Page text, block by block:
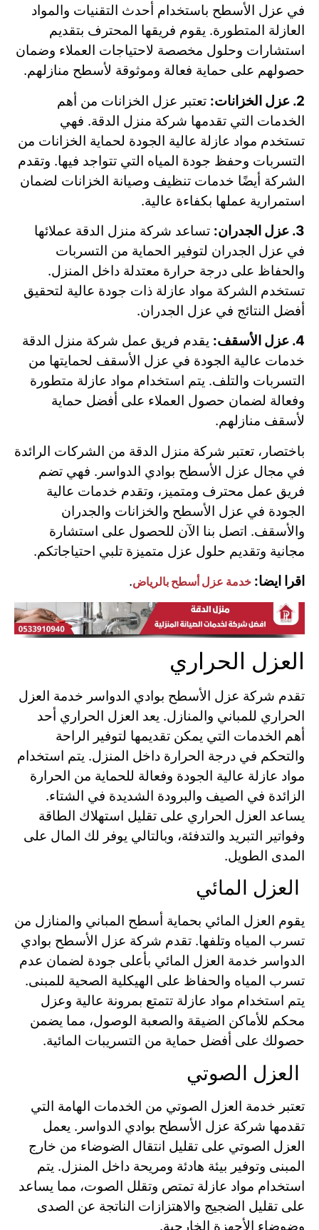
في عزل الأسطح باستخدام أحدث التقنيات والمواد
العازلة المتطورة. يقوم فريقها المحترف بتقديم
استشارات وحلول مخصصة لاحتياجات العملاء وضمان
حصولهم على حماية فعالة وموثوقة لأسطح منازلهم.
2. عزل الخزانات:
تعتبر عزل الخزانات من أهم
الخدمات التي تقدمها شركة منزل الدقة. فهي
تستخدم مواد عازلة عالية الجودة لحماية الخزانات من
التسربات وحفظ جودة المياه التي تتواجد فيها. وتقدم
الشركة أيضًا خدمات تنظيف وصيانة الخزانات لضمان
استمرارية عملها بكفاءة عالية.
3. عزل الجدران:
تساعد شركة منزل الدقة عملائها
في عزل الجدران لتوفير الحماية من التسربات
والحفاظ على درجة حرارة معتدلة داخل المنزل.
تستخدم الشركة مواد عازلة ذات جودة عالية لتحقيق
أفضل النتائج في عزل الجدران.
4. عزل الأسقف:
يقدم فريق عمل شركة منزل الدقة
خدمات عالية الجودة في عزل الأسقف لحمايتها من
التسربات والتلف. يتم استخدام مواد عازلة متطورة
وفعالة لضمان حصول العملاء على أفضل حماية
لأسقف منازلهم.
باختصار، تعتبر شركة منزل الدقة من الشركات الرائدة
في مجال عزل الأسطح بوادي الدواسر. فهي تضم
فريق عمل محترف ومتميز، وتقدم خدمات عالية
الجودة في عزل الأسطح والخزانات والجدران
والأسقف. اتصل بنا الآن للحصول على استشارة
مجانية وتقديم حلول عزل متميزة تلبي احتياجاتكم.
اقرا ايضا: خدمة عزل أسطح بالرياض.
العزل الحراري
تقدم شركة عزل الأسطح بوادي الدواسر خدمة العزل
الحراري للمباني والمنازل. يعد العزل الحراري أحد
أهم الخدمات التي يمكن تقديمها لتوفير الراحة
والتحكم في درجة الحرارة داخل المنزل. يتم استخدام
مواد عازلة عالية الجودة وفعالة للحماية من الحرارة
الزائدة في الصيف والبرودة الشديدة في الشتاء.
يساعد العزل الحراري على تقليل استهلاك الطاقة
وفواتير التبريد والتدفئة، وبالتالي يوفر لك المال على
المدى الطويل.
العزل المائي
يقوم العزل المائي بحماية أسطح المباني والمنازل من
تسرب المياه وتلفها. تقدم شركة عزل الأسطح بوادي
الدواسر خدمة العزل المائي بأعلى جودة لضمان عدم
تسرب المياه والحفاظ على الهيكلية الصحية للمبنى.
يتم استخدام مواد عازلة تتمتع بمرونة عالية وعزل
محكم للأماكن الضيقة والصعبة الوصول، مما يضمن
حصولك على أفضل حماية من التسريبات المائية.
العزل الصوتي
تعتبر خدمة العزل الصوتي من الخدمات الهامة التي
تقدمها شركة عزل الأسطح بوادي الدواسر. يعمل
العزل الصوتي على تقليل انتقال الضوضاء من خارج
المبنى وتوفير بيئة هادئة ومريحة داخل المنزل. يتم
استخدام مواد عازلة تمتص وتقلل الصوت، مما يساعد
على تقليل الضجيج والاهتزازات الناتجة عن الصدى
وضوضاء الأجهزة الخارجية.